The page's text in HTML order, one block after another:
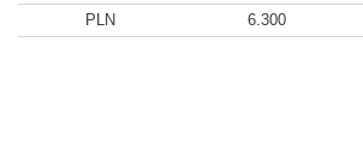
PLN
6.300